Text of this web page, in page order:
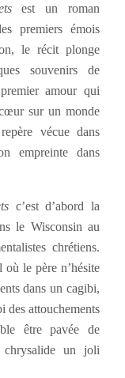
est un roman
premiers émois
le récit plonge
souvenirs de
amour qui
sur un monde
vécue dans
empreinte dans
c’est d’abord la
le Wisconsin au
chrétiens.
le père n’hésite
dans un cagibi,
des attouchements
être pavée de
un joli